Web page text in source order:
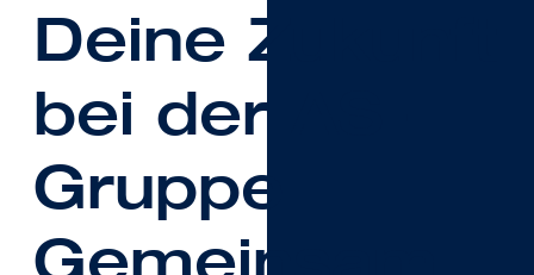
Deine Zukunft
bei der AS-
Gruppe –
Gemeinsam